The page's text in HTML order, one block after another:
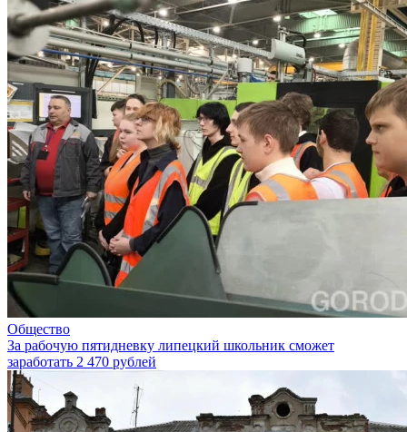
Общество
За рабочую пятидневку липецкий школьник сможет
заработать 2 470 рублей